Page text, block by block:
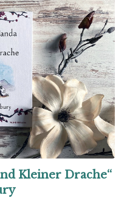
Kleiner Drache“